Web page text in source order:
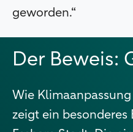
geworden.“
Der Beweis:
Wie
zeigt ein besonderes